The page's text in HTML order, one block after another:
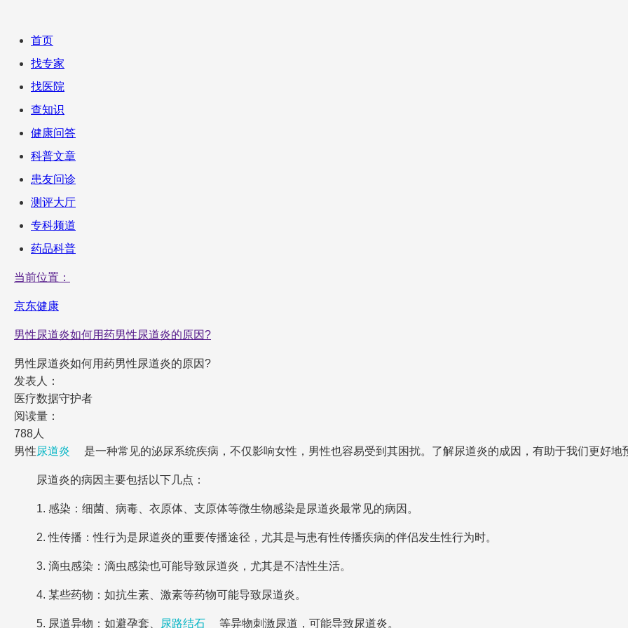
首页
找专家
找医院
查知识
健康问答
科普文章
患友问诊
测评大厅
专科频道
药品科普
当前位置：
京东健康
男性尿道炎如何用药男性尿道炎的原因?
男性尿道炎如何用药男性尿道炎的原因?
发表人：
医疗数据守护者
阅读量：
788人
男性尿道炎 是一种常见的泌尿系统疾病，不仅影响女性，男性也容易受到其困扰。了解尿道炎的成因，有助于我们更好地
尿道炎的病因主要包括以下几点：
1. 感染：细菌、病毒、衣原体、支原体等微生物感染是尿道炎最常见的病因。
2. 性传播：性行为是尿道炎的重要传播途径，尤其是与患有性传播疾病的伴侣发生性行为时。
3. 滴虫感染：滴虫感染也可能导致尿道炎，尤其是不洁性生活。
4. 某些药物：如抗生素、激素等药物可能导致尿道炎。
5. 尿道异物：如避孕套、 尿路结石 等异物刺激尿道，可能导致尿道炎。